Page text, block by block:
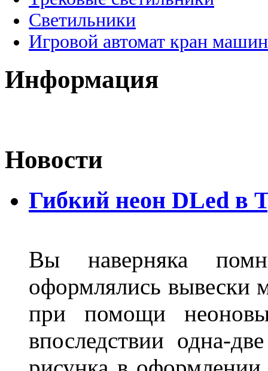
Светильники
Игровой автомат кран
Информация
Новости
Гибкий неон DLed в
Вы наверняка
оформлялись вывески
при помощи
впоследствии одна-